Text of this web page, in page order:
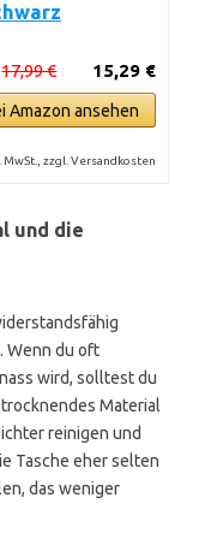
15,29 €
17,99 €
Amazon ansehen
MwSt., zzgl. Versandkosten
und die
Wenn du oft
wird, solltest du
Material
reinigen und
Tasche eher selten
das weniger